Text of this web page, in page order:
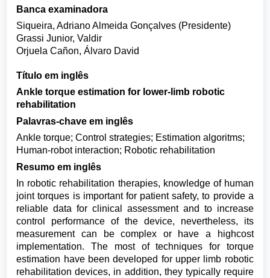
Banca examinadora
Siqueira, Adriano Almeida Gonçalves (Presidente)
Grassi Junior, Valdir
Orjuela Cañon, Álvaro David
Título em inglês
Ankle torque estimation for lower-limb robotic
rehabilitation
Palavras-chave em inglês
Ankle torque; Control strategies; Estimation algoritms;
Human-robot interaction; Robotic rehabilitation
Resumo em inglês
In robotic rehabilitation therapies, knowledge of human
joint torques is important for patient safety, to provide a
reliable data for clinical assessment and to increase
control performance of the device, nevertheless, its
measurement can be complex or have a highcost
implementation. The most of techniques for torque
estimation have been developed for upper limb robotic
rehabilitation devices, in addition, they typically require